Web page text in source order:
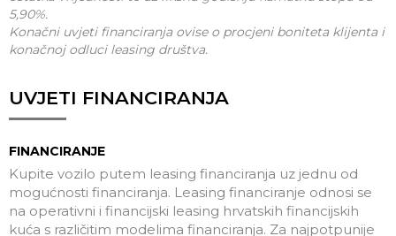
5,90%.
Konačni uvjeti financiranja ovise o procjeni boniteta klijenta i
konačnoj odluci leasing društva.
UVJETI FINANCIRANJA
FINANCIRANJE
Kupite vozilo putem leasing financiranja uz jednu od
mogućnosti financiranja. Leasing financiranje odnosi se
na operativni i financijski leasing hrvatskih financijskih
kuća s različitim modelima financiranja. Za najpotpunije